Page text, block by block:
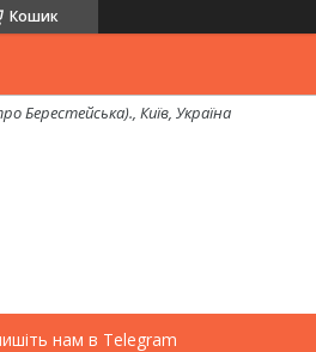
Кошик
Берестейська)., Київ, Україна
нам в Telegram